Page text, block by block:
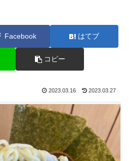
Facebook はてブ
コピー
2023.03.16 2023.03.27